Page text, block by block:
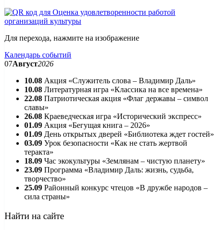
Для перехода, нажмите на изображение
Календарь событий
07Август2026
10.08 Акция «Служитель слова – Владимир Даль»
10.08 Литературная игра «Классика на все времена»
22.08 Патриотическая акция «Флаг державы – символ
славы»
26.08 Краеведческая игра «Исторический экспресс»
01.09 Акция «Бегущая книга – 2026»
01.09 День открытых дверей «Библиотека ждет гостей»
03.09 Урок безопасности «Как не стать жертвой
теракта»
18.09 Час экокультуры «Землянам – чистую планету»
23.09 Программа «Владимир Даль: жизнь, судьба,
творчество»
25.09 Районный конкурс чтецов «В дружбе народов –
сила страны»
Найти на сайте